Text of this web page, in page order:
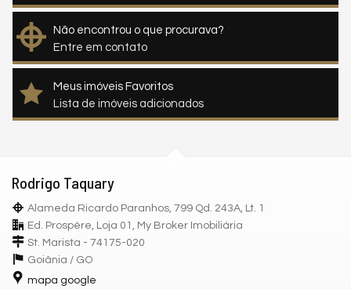
Não encontrou o que procurava?
Entre em contato
Meus imóveis Favoritos
Lista de imóveis adicionados
Rodrigo Taquary
Alameda Ricardo Paranhos, 799 Qd. 243A, Lt. 1
Ed. Prospère, Loja 01, My Broker Imobiliária
St. Marista - 74175-020
Goiânia / GO
mapa google